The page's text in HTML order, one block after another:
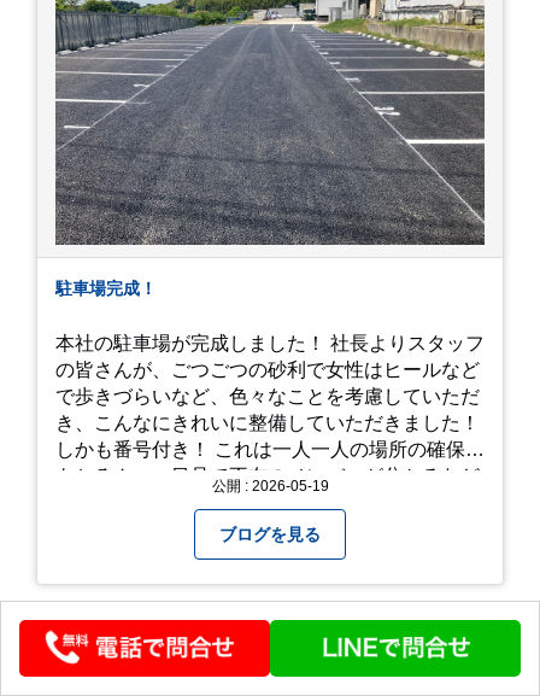
駐車場完成！
本社の駐車場が完成しました！ 社長よりスタッフ
の皆さんが、ごつごつの砂利で女性はヒールなど
で歩きづらいなど、色々なことを考慮していただ
き、こんなにきれいに整備していただきました！
しかも番号付き！ これは一人一人の場所の確保は
もちろん、一目見て不在のメンバーが分かるなど
は毎月「環境整備点検」を実施し、お客様や共に
働くスタッフの為、会社を皆で良くしていく取り
組みを実施しております！ 心一新！これからも努
力を重ねてまいります！
公開 : 2026-05-19
ブログを見る
アクセス・佐倉善戦 採用について